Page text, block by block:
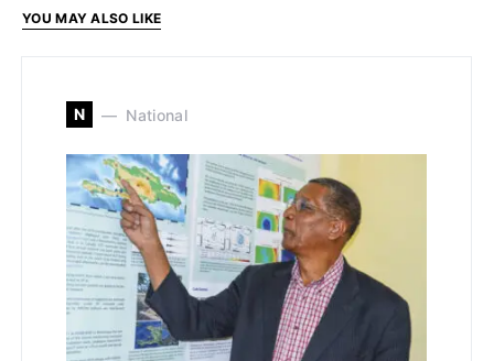
YOU MAY ALSO LIKE
N National